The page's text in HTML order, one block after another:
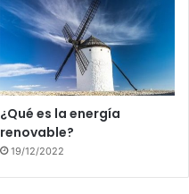
¿Qué es la energía
renovable?
19/12/2022